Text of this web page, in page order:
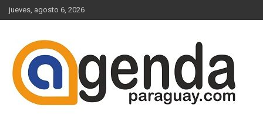
Saltar
al
jueves, agosto 6, 2026